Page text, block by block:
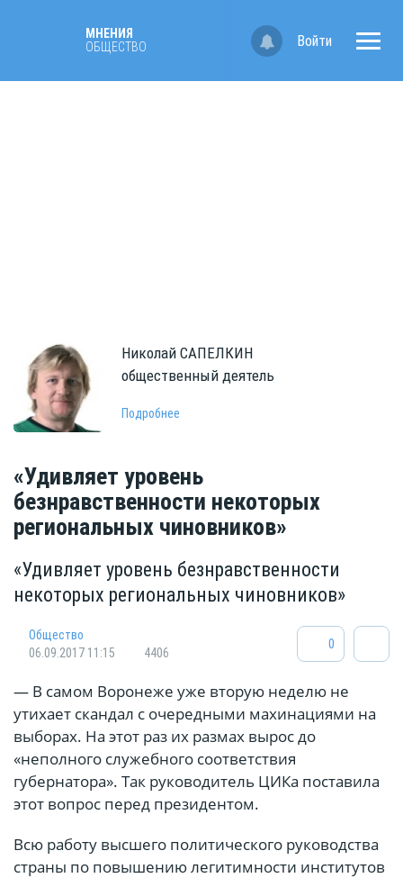
МНЕНИЯ
ОБЩЕСТВО
Войти
Николай САПЕЛКИН
общественный деятель
Подробнее
«Удивляет уровень
безнравственности некоторых
региональных чиновников»
«Удивляет уровень безнравственности
некоторых региональных чиновников»
Общество
06.09.2017 11:15
4406
0
— В самом Воронеже уже вторую неделю не
утихает скандал с очередными махинациями на
выборах. На этот раз их размах вырос до
«неполного служебного соответствия
губернатора». Так руководитель ЦИКа поставила
этот вопрос перед президентом.
Всю работу высшего политического руководства
страны по повышению легитимности институтов